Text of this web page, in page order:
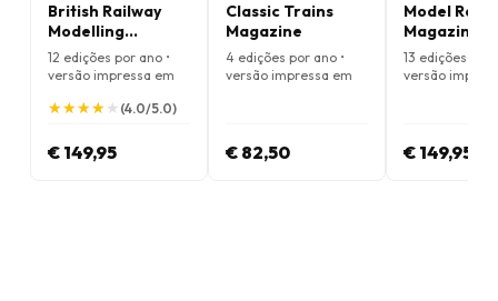
British Railway
Modelling
Magazine
12 edições por ano •
versão impressa em
★
★★
★★
★★
★★
★ (4.0/5.0)
€ 149,95
Classic Trains
Magazine
4 edições por ano •
versão impressa em
€ 82,50
Model Rail
Magazine
13 edições por
versão
€ 149,95